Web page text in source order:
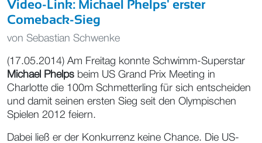
Video-Link: Michael Phelps' erster
Comeback-Sieg
von Sebastian Schwenke
(17.05.2014) Am Freitag konnte Schwimm-Superstar
Michael Phelps beim US Grand Prix Meeting in
Charlotte die 100m Schmetterling für sich entscheiden
und damit seinen ersten Sieg seit den Olympischen
Spielen 2012 feiern.
Dabei ließ er der Konkurrenz keine Chance. Die US-